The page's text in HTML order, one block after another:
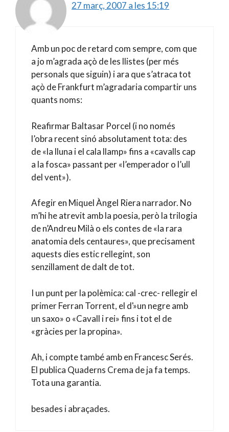
27 març, 2007 a les 15:19
Amb un poc de retard com sempre, com que
a jo m’agrada açò de les llistes (per més
personals que siguin) i ara que s’atraca tot
açò de Frankfurt m’agradaria compartir uns
quants noms:
Reafirmar Baltasar Porcel (i no només
l’obra recent sinó absolutament tota: des
de «la lluna i el cala llamp» fins a «cavalls cap
a la fosca» passant per «l’emperador o l’ull
del vent»).
Afegir en Miquel Àngel Riera narrador. No
m’hi he atrevit amb la poesia, però la trilogia
de n’Andreu Milà o els contes de «la rara
anatomia dels centaures», que precisament
aquests dies estic rellegint, son
senzillament de dalt de tot.
I un punt per la polèmica: cal -crec- rellegir el
primer Ferran Torrent, el d'»un negre amb
un saxo» o «Cavall i rei» fins i tot el de
«gràcies per la propina».
Ah, i compte també amb en Francesc Serés.
El publica Quaderns Crema de ja fa temps.
Tota una garantia.
besades i abraçades.